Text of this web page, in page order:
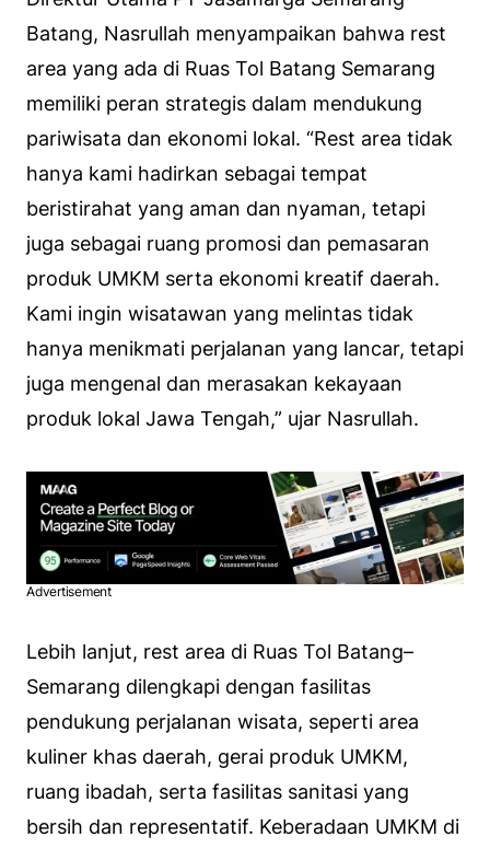
Batang, Nasrullah menyampaikan bahwa rest
area yang ada di Ruas Tol Batang Semarang
memiliki peran strategis dalam mendukung
pariwisata dan ekonomi lokal. “Rest area tidak
hanya kami hadirkan sebagai tempat
beristirahat yang aman dan nyaman, tetapi
juga sebagai ruang promosi dan pemasaran
produk UMKM serta ekonomi kreatif daerah.
Kami ingin wisatawan yang melintas tidak
hanya menikmati perjalanan yang lancar, tetapi
juga mengenal dan merasakan kekayaan
produk lokal Jawa Tengah,” ujar Nasrullah.
Advertisement
Lebih lanjut, rest area di Ruas Tol Batang–
Semarang dilengkapi dengan fasilitas
pendukung perjalanan wisata, seperti area
kuliner khas daerah, gerai produk UMKM,
ruang ibadah, serta fasilitas sanitasi yang
bersih dan representatif. Keberadaan UMKM di